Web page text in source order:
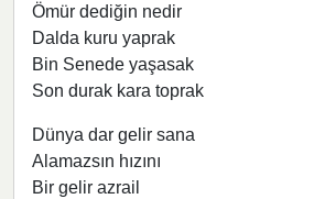
Ömür dediğin nedir
Dalda kuru yaprak
Bin Senede yaşasak
Son durak kara toprak
Dünya dar gelir sana
Alamazsın hızını
Bir gelir azrail